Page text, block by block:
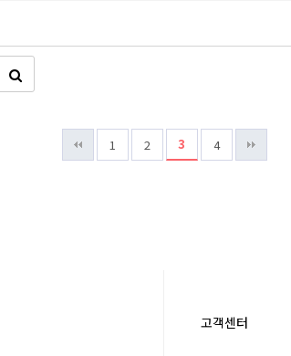
1 2 3 4
고객센터